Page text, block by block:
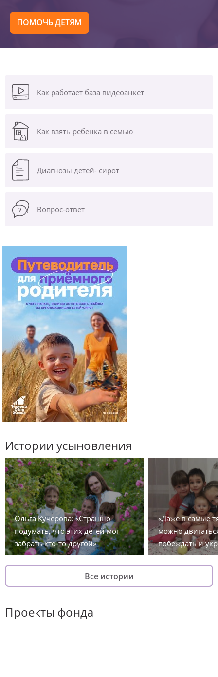
ПОМОЧЬ ДЕТЯМ
Как работает база видеоанкет
Как взять ребенка в семью
Диагнозы детей- сирот
Вопрос-ответ
Истории усыновления
Ольга Кучерова: «Страшно
подумать, что этих детей мог
забрать кто-то другой»
«Даже в самые
можно
побеждать и
Все истории
Проекты фонда